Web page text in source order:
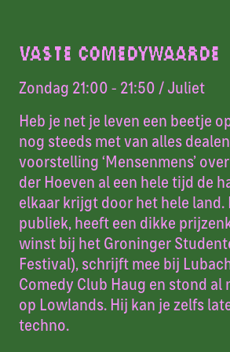
VASTE COMEDYWAARDE
Zondag 21:00 - 21:50 / Juliet
Heb je net je leven een beetje
nog steeds met van alles
voorstelling ‘Mensenmens’
der Hoeven al een hele tijd de
elkaar krijgt door het hele land.
publiek, heeft een dikke
winst bij het Groninger
Festival), schrijft mee bij
Comedy Club Haug en stond al
op Lowlands. Hij kan je zelfs
techno.